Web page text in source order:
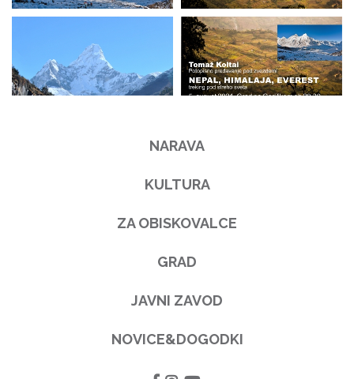
NARAVA
KULTURA
ZA OBISKOVALCE
GRAD
JAVNI ZAVOD
NOVICE&DOGODKI